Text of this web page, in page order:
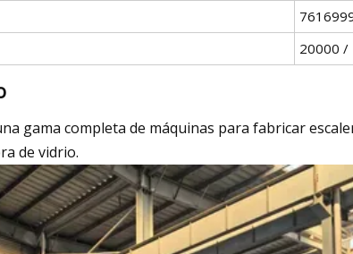
20000 /
gama completa de máquinas para fabricar
de vidrio.